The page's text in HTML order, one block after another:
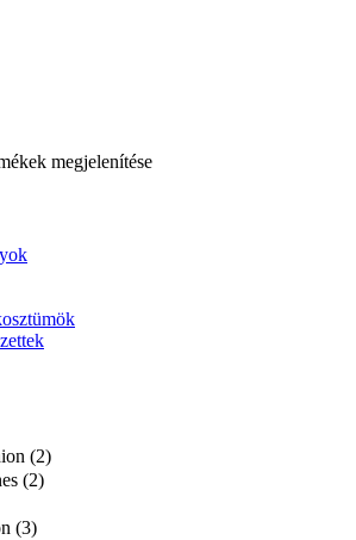
megjelenítése
(2)
(2)
(3)